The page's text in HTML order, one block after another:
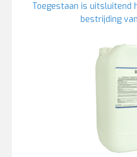
Toegestaan is uitsluitend
bestrijding